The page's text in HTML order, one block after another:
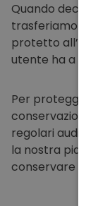
Quando decidi
trasferiamo
protetto
utente ha a
Per
regolari audit
la nostra
conservare e